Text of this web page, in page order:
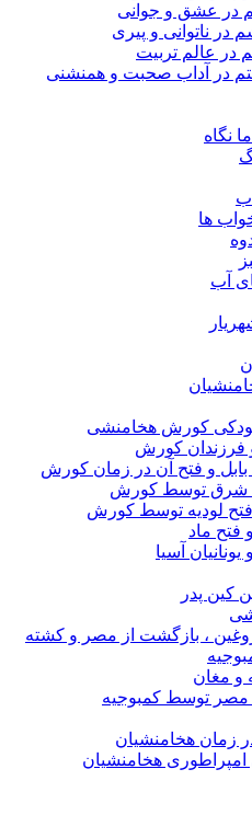
در عشق و جوانى
در ناتوانى و پیرى
در عالم تربیت
در آداب صحبت و همنشنى
نگاه
ها
آب
کورش هخامنشی
کورش
بابل و فتح آن در زمان کورش
شرق توسط کورش
لودیه توسط کورش
ماد
آسیا
کین پدر
، بازگشت از مصر و کشته
و مغان
توسط کمبوجیه
زمان هخامنشیان
هخامنشیان